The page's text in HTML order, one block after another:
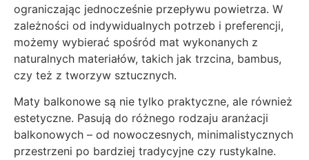
ograniczając jednocześnie przepływu powietrza. W
zależności od indywidualnych potrzeb i preferencji,
możemy wybierać spośród mat wykonanych z
naturalnych materiałów, takich jak trzcina, bambus,
czy też z tworzyw sztucznych.
Maty balkonowe są nie tylko praktyczne, ale również
estetyczne. Pasują do różnego rodzaju aranżacji
balkonowych – od nowoczesnych, minimalistycznych
przestrzeni po bardziej tradycyjne czy rustykalne.